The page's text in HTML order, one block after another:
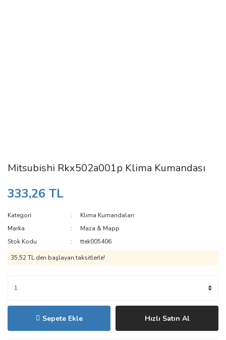
Mitsubishi Rkx502a001p Klima Kumandası
333,26 TL
Kategori
Klima Kumandaları
Marka
Maza & Mapp
Stok Kodu
ttek005406
35,52 TL den başlayan taksitlerle!
Sepete Ekle Hızlı Satın Al